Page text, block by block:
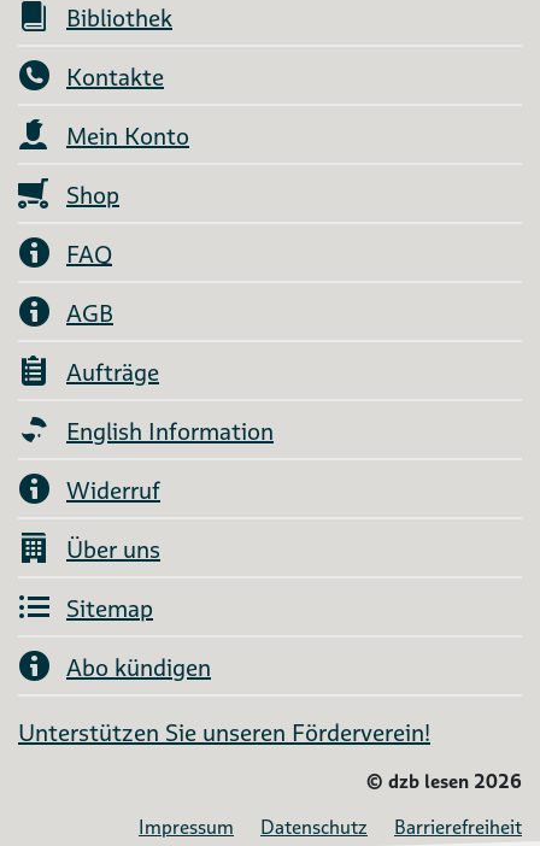
Bibliothek
Kontakte
Mein Konto
Shop
FAQ
AGB
Aufträge
English Information
Widerruf
Über uns
Sitemap
Abo kündigen
Unterstützen Sie unseren Förderverein!
© dzb lesen 2026
Impressum
Datenschutz Barrierefreiheit